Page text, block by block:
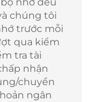
bộ nhớ đều
chúng tôi
trước mỗi
qua kiểm
tra tài
nhận
chuyển
ngân